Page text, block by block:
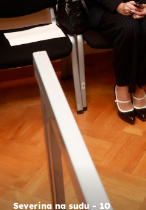
Severina na sudu - 10